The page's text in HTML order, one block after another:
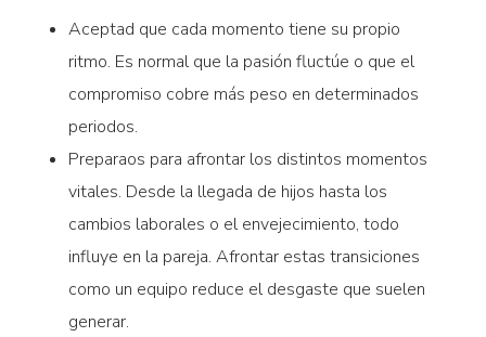
Aceptad que cada momento tiene su propio
ritmo. Es normal que la pasión fluctúe o que el
compromiso cobre más peso en determinados
periodos.
Preparaos para afrontar los distintos momentos
vitales. Desde la llegada de hijos hasta los
cambios laborales o el envejecimiento, todo
influye en la pareja. Afrontar estas transiciones
como un equipo reduce el desgaste que suelen
generar.